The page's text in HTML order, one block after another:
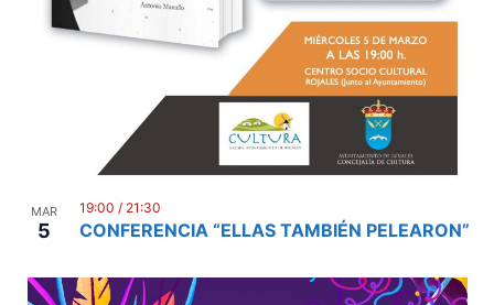
MAR
5 CONFERENCIA “ELLAS TAMBIÉN PELEARON”
19:00 / 21:30